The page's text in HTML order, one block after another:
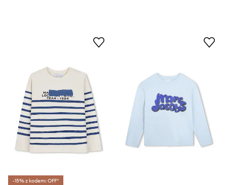
-15% z kodem: OFF*